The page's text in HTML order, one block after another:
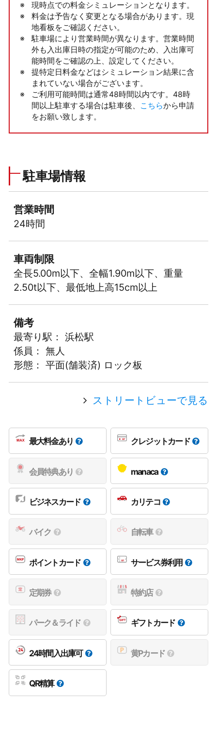
現時点での料金シミュレーションとなります。
料金は予告なく変更となる場合があります。現
地看板をご確認ください。
駐車場により営業時間が異なります。営業時間
外も入出庫日時の指定が可能のため、入出庫可
能時間をご確認の上、設定してください。
提特定日料金などはシミュレーション結果に含
まれていない場合がございます。
ご利用可能時間は通常48時間以内です。48時
間以上駐車する場合は駐車後、
こちらから申請
をお願い致します。
駐車場情報
営業時間
24時間
車両制限
全長5.00m以下、全幅1.90m以下、重量
2.50t以下、最低地上高15cm以上
備考
最寄り駅： 浜松駅
係員： 無人
形態： 平面(舗装済) ロック板
ストリートビューで見る
最大料金あり クレジットカード
会員特典あり manaca
ビジネスカード カリテコ
バイク 自転車
ポイントカード サービス券利用
定期券 特約店
パーク＆ライド ギフトカード
24時間入出庫可 黄Pカード
QR精算